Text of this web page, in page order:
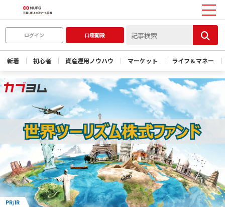
ログイン 口座開設
新着 初心者 資産運用ノウハウ マーケット ライフ＆マネー
PR/IR